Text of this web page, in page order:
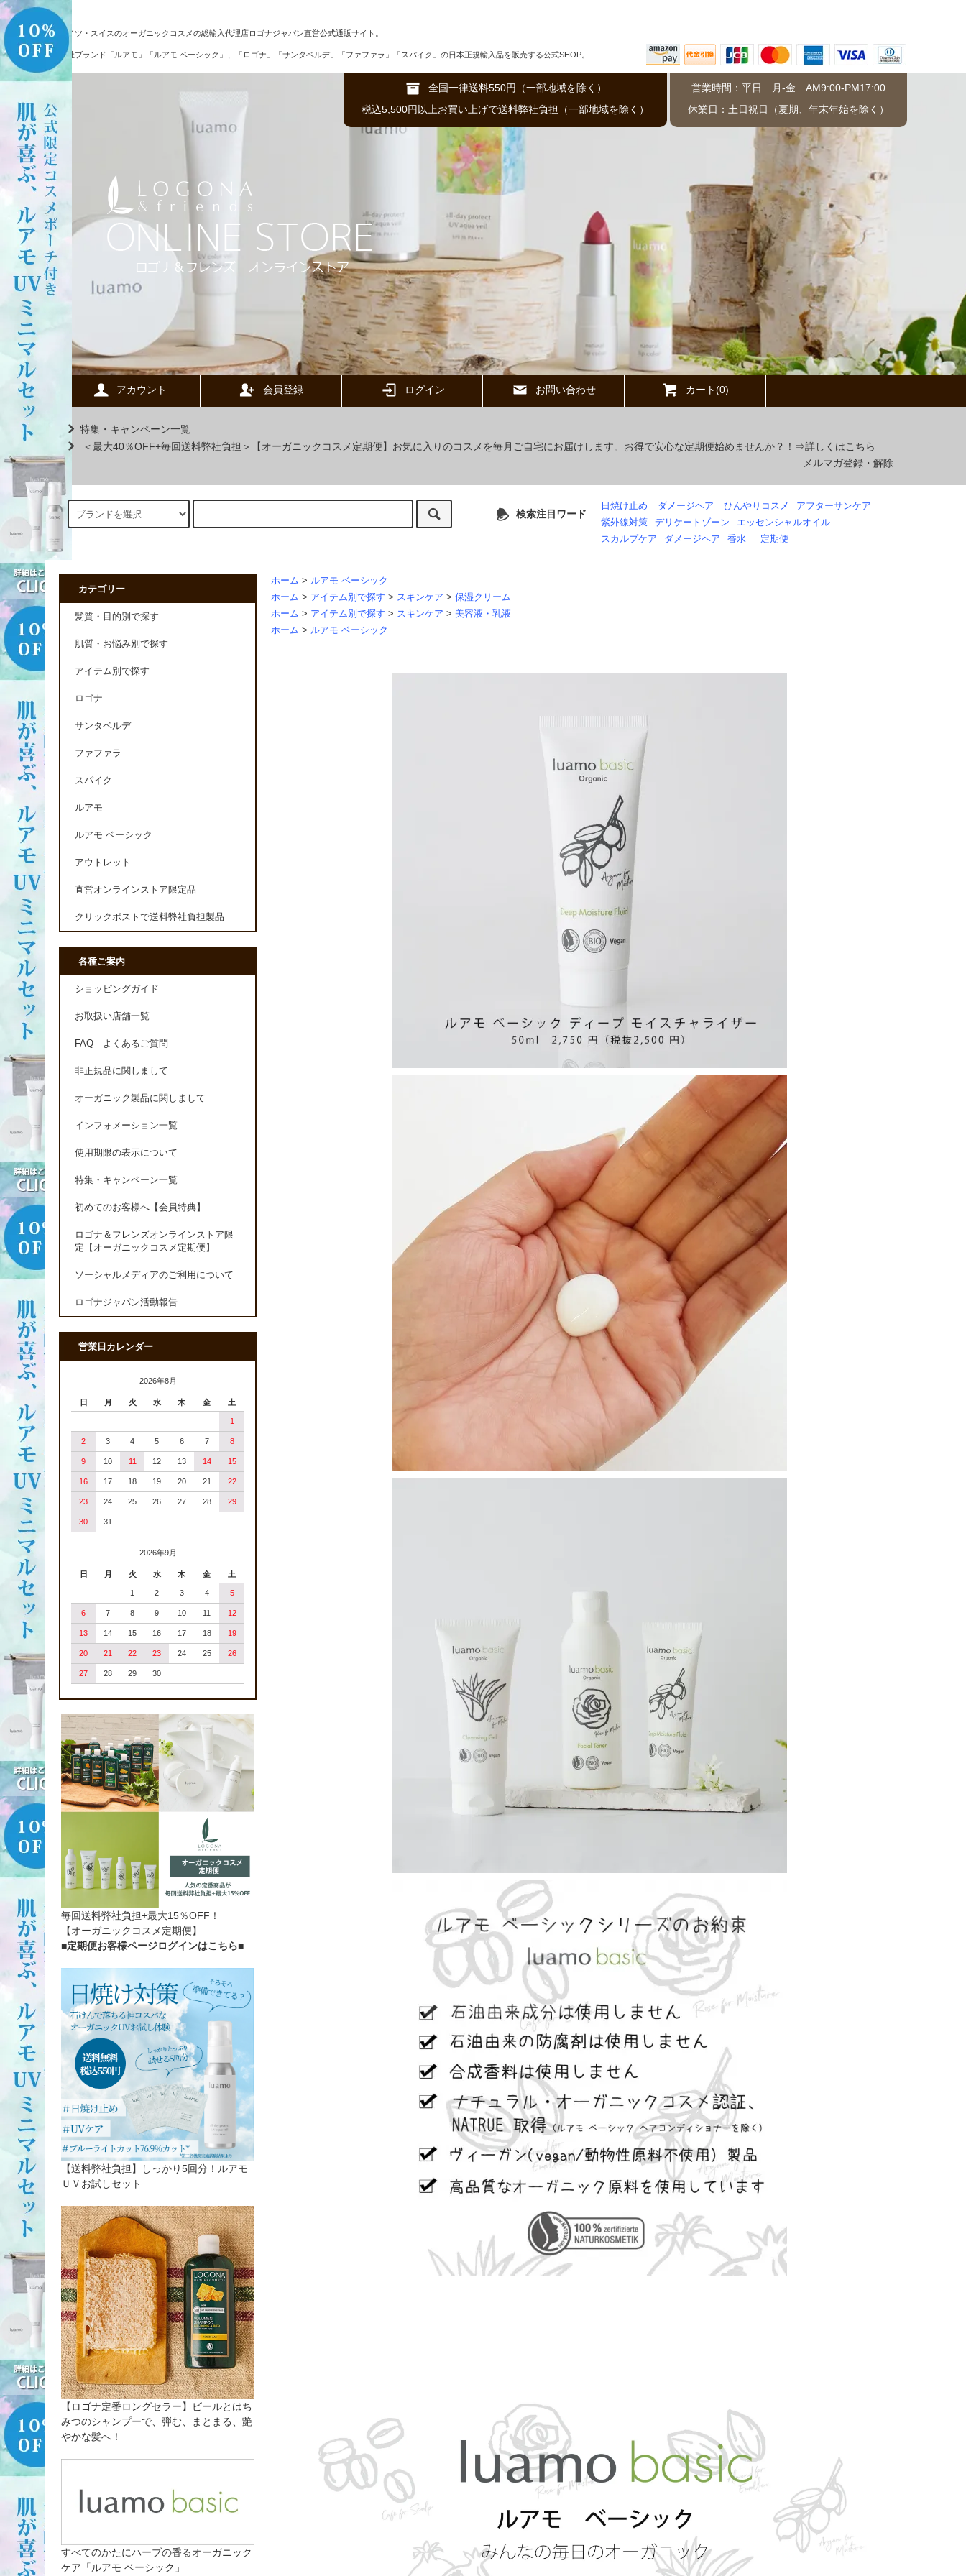
ドイツ・スイスのオーガニックコスメの総輸入代理店ロゴナジャパン直営公式通販サイト。
自社ブランド「ルアモ」「ルアモ ベーシック」、「ロゴナ」「サンタベルデ」「ファファラ」「スパイク」の日本正規輸入品を販売する公式SHOP。
全国一律送料550円（一部地域を除く）
税込5,500円以上お買い上げで送料弊社負担（一部地域を除く）
営業時間：平日 月-金 AM9:00-PM17:00
休業日：土日祝日（夏期、年末年始を除く）
アカウント 会員登録 ログイン お問い合わせ カート(0)
特集・キャンペーン一覧
＜最大40％OFF+毎回送料弊社負担＞【オーガニックコスメ定期便】お気に入りのコスメを毎月ご自宅にお届けします。お得で安心な定期便始めませんか？！⇒詳しくはこちら
メルマガ登録・解除
検索注目ワード
日焼け止め ダメージヘア ひんやりコスメ
アフターサンケア
紫外線対策
デリケートゾーン
エッセンシャルオイル
スカルプケア
ダメージヘア 香水 定期便
ホーム > ルアモ ベーシック
ホーム > アイテム別で探す > スキンケア > 保湿クリーム
ホーム > アイテム別で探す > スキンケア > 美容液・乳液
ホーム > ルアモ ベーシック
カテゴリー
髪質・目的別で探す
肌質・お悩み別で探す
アイテム別で探す
ロゴナ
サンタベルデ
ファファラ
スパイク
ルアモ
ルアモ ベーシック
アウトレット
直営オンラインストア限定品
クリックポストで送料弊社負担製品
各種ご案内
ショッピングガイド
お取扱い店舗一覧
FAQ よくあるご質問
非正規品に関しまして
オーガニック製品に関しまして
インフォメーション一覧
使用期限の表示について
特集・キャンペーン一覧
初めてのお客様へ【会員特典】
ロゴナ＆フレンズオンラインストア限
定【オーガニックコスメ定期便】
ソーシャルメディアのご利用について
ロゴナジャパン活動報告
営業日カレンダー
2026年8月
日 月 火 水 木 金 土
1
2 3 4 5 6 7 8
9 10 11 12 13 14 15
16 17 18 19 20 21 22
23 24 25 26 27 28 29
30 31
2026年9月
日 月 火 水 木 金 土
1 2 3 4 5
6 7 8 9 10 11 12
13 14 15 16 17 18 19
20 21 22 23 24 25 26
27 28 29 30
毎回送料弊社負担+最大15％OFF！
【オーガニックコスメ定期便】
■定期便お客様ページログインはこちら■
【送料弊社負担】しっかり5回分！ルアモ
ＵＶお試しセット
【ロゴナ定番ロングセラー】ビールとはち
みつのシャンプーで、弾む、まとまる、艶
やかな髪へ！
すべてのかたにハーブの香るオーガニック
ケア「ルアモ ベーシック」